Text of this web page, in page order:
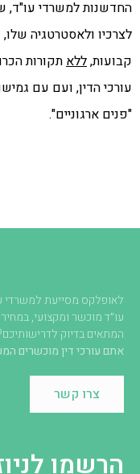
החדשנות למשרדי עו"ד,
לצרכיו ולאסטרטגיה
קבועות,ללא תקורות
עורכי הדין, ועם עם
"פנים ארגוניים".
לאופלקס מסייעת למשרדי
עו״ד מוכשר ומקצועי,
המתאים בדיוק
אתם עורכי דין מוכשרים
צרו קשר
הרשמו